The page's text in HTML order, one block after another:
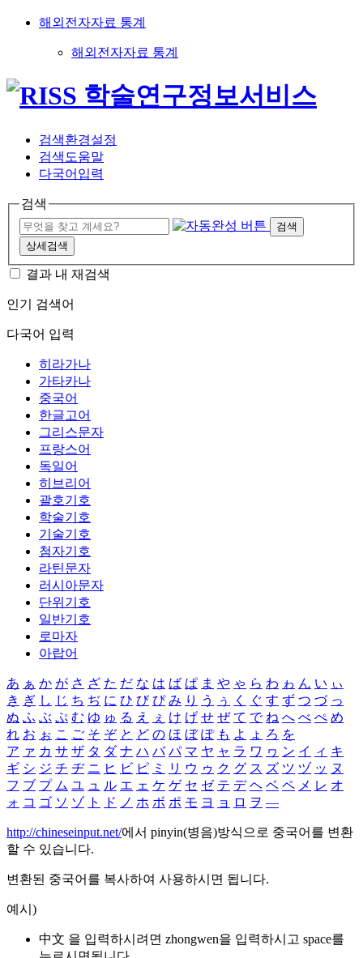
해외전자자료 통계
해외전자자료 통계
검색환경설정
검색도움말
다국어입력
검색
검색
상세검색
결과 내 재검색
인기 검색어
다국어 입력
히라가나
가타카나
중국어
한글고어
그리스문자
프랑스어
독일어
히브리어
괄호기호
학술기호
기술기호
첨자기호
라틴문자
러시아문자
단위기호
일반기호
로마자
아랍어
あ ぁ か が さ ざ た だ な は ば ぱ ま や ゃ ら わ ゎ ん い ぃ
き ぎ し じ ち ぢ に ひ び ぴ み り う ぅ く ぐ す ず つ づ っ
ぬ ふ ぶ ぷ む ゆ ゅ る え ぇ け げ せ ぜ て で ね へ べ ぺ め
れ お ぉ こ ご そ ぞ と ど の ほ ぼ ぽ も よ ょ ろ を
ア ァ カ サ ザ タ ダ ナ ハ バ パ マ ヤ ャ ラ ワ ヮ ン イ ィ キ
ギ シ ジ チ ヂ ニ ヒ ビ ピ ミ リ ウ ゥ ク グ ス ズ ツ ヅ ッ ヌ
フ ブ プ ム ユ ュ ル エ ェ ケ ゲ セ ゼ テ デ ヘ ベ ペ メ レ オ
ォ コ ゴ ソ ゾ ト ド ノ ホ ボ ポ モ ヨ ョ ロ ヲ ―
http://chineseinput.net/에서 pinyin(병음)방식으로 중국어를 변환
할 수 있습니다.
변환된 중국어를 복사하여 사용하시면 됩니다.
예시)
中文 을 입력하시려면 zhongwen을 입력하시고 space를